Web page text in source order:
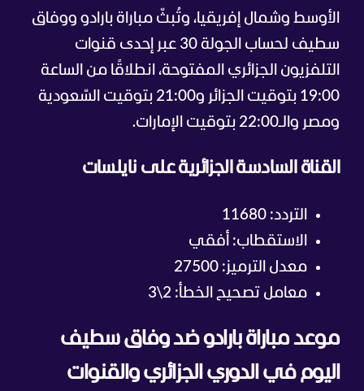
الأوسط وشمال إفريقيا، وتُبثّ مباراة بارادو ووفاق
سطيف لحساب الجولة 30 عبر إحدى قنوات
التلفزيون الجزائري المفتوحة، انطلاقًا من الساعة
19:00 بتوقيت الجزائر و21:00 بتوقيت السّعودية
ومصر والـ22:00 بتوقيت الإمارات.
القناة السادسة الجزائرية على نايلسات
التردد: 11680
الاستقطاب: أفقي
معدل الترميز: 27500
معامل تصحيح الخطأ: 2\3
موعد مباراة بارادو ضد وفاق سطيف
اليوم في الدوري الجزائري والقنوات